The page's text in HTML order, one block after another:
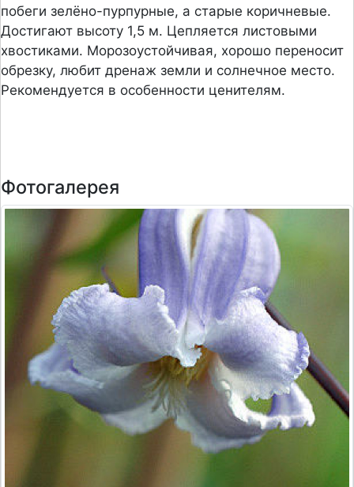
побеги зелёно-пурпурные, а старые коричневые.
Достигают высоту 1,5 м. Цепляется листовыми
хвостиками. Морозоустойчивая, хорошо переносит
обрезку, любит дренаж земли и солнечное место.
Рекомендуется в особенности ценителям.
Фотогалерея